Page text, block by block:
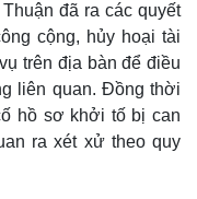
đã ra các quyết
cộng, hủy hoại tài
trên địa bàn để điều
liên quan. Đồng thời
hồ sơ khởi tố bị can
ra xét xử theo quy